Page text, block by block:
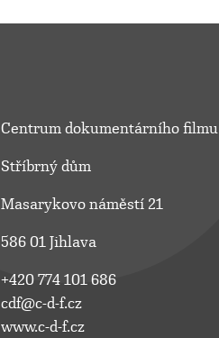
Centrum dokumentárního filmu
Stříbrný dům
Masarykovo náměstí 21
586 01 Jihlava
+420 774 101 686
cdf@c-d-f.cz
www.c-d-f.cz